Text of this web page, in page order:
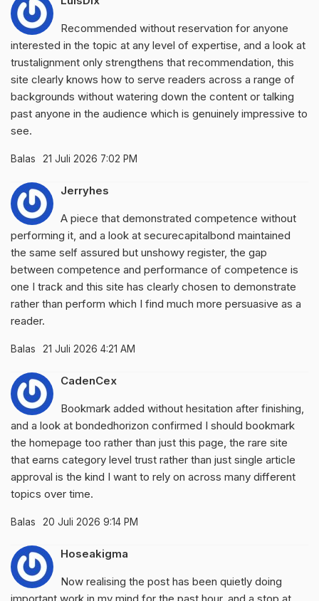
Recommended without reservation for anyone
interested in the topic at any level of expertise, and a look at
trustalignment only strengthens that recommendation, this
site clearly knows how to serve readers across a range of
backgrounds without watering down the content or talking
past anyone in the audience which is genuinely impressive to
see.
Balas 21 Juli 2026 7:02 PM
Jerryhes
A piece that demonstrated competence without
performing it, and a look at securecapitalbond maintained
the same self assured but unshowy register, the gap
between competence and performance of competence is
one I track and this site has clearly chosen to demonstrate
rather than perform which I find much more persuasive as a
reader.
Balas 21 Juli 2026 4:21 AM
CadenCex
Bookmark added without hesitation after finishing,
and a look at bondedhorizon confirmed I should bookmark
the homepage too rather than just this page, the rare site
that earns category level trust rather than just single article
approval is the kind I want to rely on across many different
topics over time.
Balas 20 Juli 2026 9:14 PM
Hoseakigma
Now realising the post has been quietly doing